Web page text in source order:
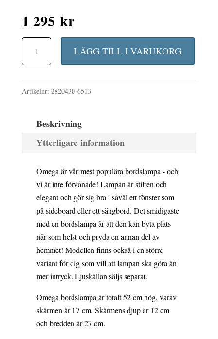
1 295 kr
bordslampa
H52
cm
mängd
LÄGG TILL I VARUKORG
Artikelnr: 2820430-6513
Beskrivning
Ytterligare information
Omega är vår mest populära bordslampa - och
vi är inte förvånade! Lampan är stilren och
elegant och gör sig bra i såväl ett fönster som
på sideboard eller ett sängbord. Det smidigaste
med en bordslampa är att den kan byta plats
när som helst och pryda en annan del av
hemmet! Modellen finns också i en större
variant för dig som vill att lampan ska göra än
mer intryck. Ljuskällan säljs separat.
Omega bordslampa är totalt 52 cm hög, varav
skärmen är 17 cm. Skärmens djup är 12 cm
och bredden är 27 cm.